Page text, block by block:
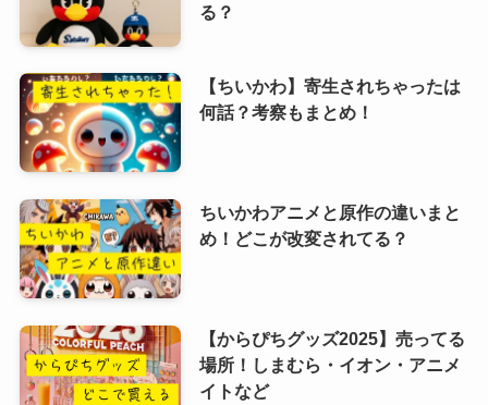
る？
【ちいかわ】寄生されちゃったは
何話？考察もまとめ！
ちいかわアニメと原作の違いまと
め！どこが改変されてる？
【からぴちグッズ2025】売ってる
場所！しまむら・イオン・アニメ
イトなど